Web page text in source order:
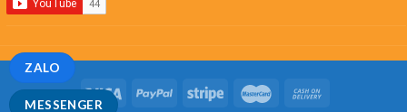
MESSENGER
ZALO